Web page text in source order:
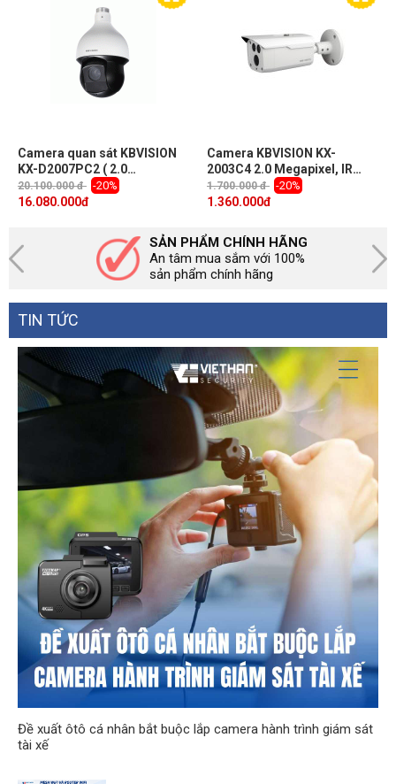
Camera quan sát KBVISION
KX-D2007PC2 ( 2.0
Megapixel, hồng ngoại
150m)
20.100.000 đ -20%
16.080.000đ
Camera KBVISION KX-
2003C4 2.0 Megapixel, IR
80m, F3.6mm, IP67, Camera
4 in 1
1.700.000 đ -20%
1.360.000đ
SẢN PHẨM CHÍNH HÃNG
An tâm mua sắm với 100%
sản phẩm chính hãng
TIN TỨC
Đề xuất ôtô cá nhân bắt buộc lắp camera hành trình giám sát
tài xế